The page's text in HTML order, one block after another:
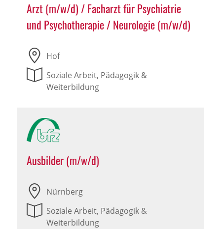
Arzt (m/w/d) / Facharzt für Psychiatrie
und Psychotherapie / Neurologie (m/w/d)
Hof
Soziale Arbeit, Pädagogik &
Weiterbildung
Ausbilder (m/w/d)
Nürnberg
Soziale Arbeit, Pädagogik &
Weiterbildung